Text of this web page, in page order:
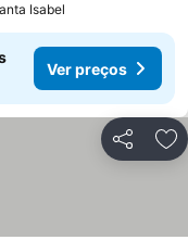
Isabel
Ver preços
Partilhar